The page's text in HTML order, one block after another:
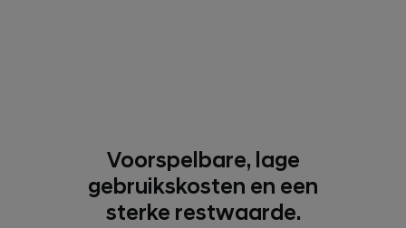
Voorspelbare, lage
gebruikskosten en een
sterke restwaarde.